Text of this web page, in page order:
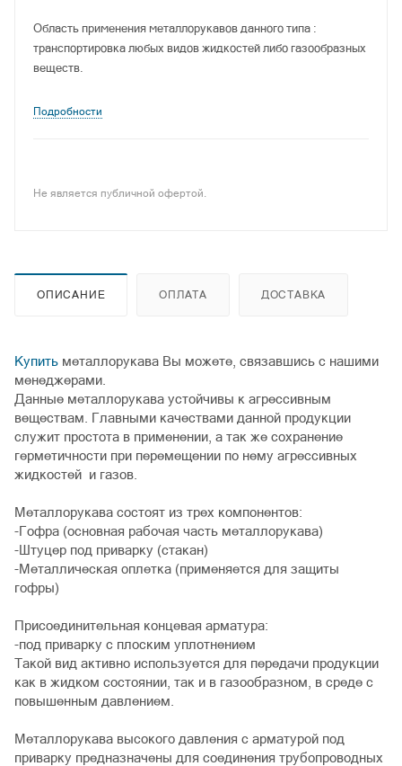
Область применения металлорукавов данного типа :
транспортировка любых видов жидкостей либо газообразных
веществ.
Подробности
Не является публичной офертой.
ОПИСАНИЕ ОПЛАТА ДОСТАВКА
Купить металлорукава Вы можете, связавшись с нашими
менеджерами.
Данные металлорукава устойчивы к агрессивным
веществам. Главными качествами данной продукции
служит простота в применении, а так же сохранение
герметичности при перемещении по нему агрессивных
жидкостей и газов.
Металлорукава состоят из трех компонентов:
-Гофра (основная рабочая часть металлорукава)
-Штуцер под приварку (стакан)
-Металлическая оплетка (применяется для защиты
гофры)
Присоединительная концевая арматура:
-под приварку с плоским уплотнением
Такой вид активно используется для передачи продукции
как в жидком состоянии, так и в газообразном, в среде с
повышенным давлением.
Металлорукава высокого давления с арматурой под
приварку предназначены для соединения трубопроводных